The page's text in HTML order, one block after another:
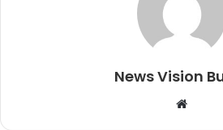
News Vision